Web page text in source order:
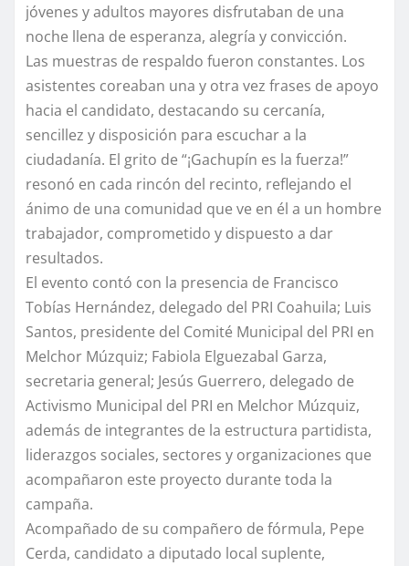
jóvenes y adultos mayores disfrutaban de una
noche llena de esperanza, alegría y convicción.
Las muestras de respaldo fueron constantes. Los
asistentes coreaban una y otra vez frases de apoyo
hacia el candidato, destacando su cercanía,
sencillez y disposición para escuchar a la
ciudadanía. El grito de “¡Gachupín es la fuerza!”
resonó en cada rincón del recinto, reflejando el
ánimo de una comunidad que ve en él a un hombre
trabajador, comprometido y dispuesto a dar
resultados.
El evento contó con la presencia de Francisco
Tobías Hernández, delegado del PRI Coahuila; Luis
Santos, presidente del Comité Municipal del PRI en
Melchor Múzquiz; Fabiola Elguezabal Garza,
secretaria general; Jesús Guerrero, delegado de
Activismo Municipal del PRI en Melchor Múzquiz,
además de integrantes de la estructura partidista,
liderazgos sociales, sectores y organizaciones que
acompañaron este proyecto durante toda la
campaña.
Acompañado de su compañero de fórmula, Pepe
Cerda, candidato a diputado local suplente,